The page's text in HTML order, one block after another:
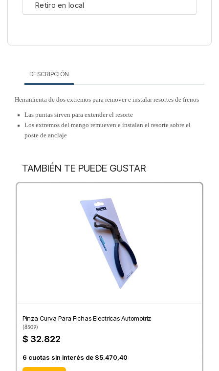
Retiro en local
DESCRIPCIÓN
Herramienta de dos extremos para remover e instalar resortes de frenos
Las puntas sirven para extender el resorte
Los extremos del mango remueven e instalan el resorte sobre el
poste de anclaje
TAMBIÉN TE PUEDE GUSTAR
Pinza Curva Para Fichas Electricas Automotriz
(8509)
$ 32.822
6 cuotas sin interés de $5.470,40